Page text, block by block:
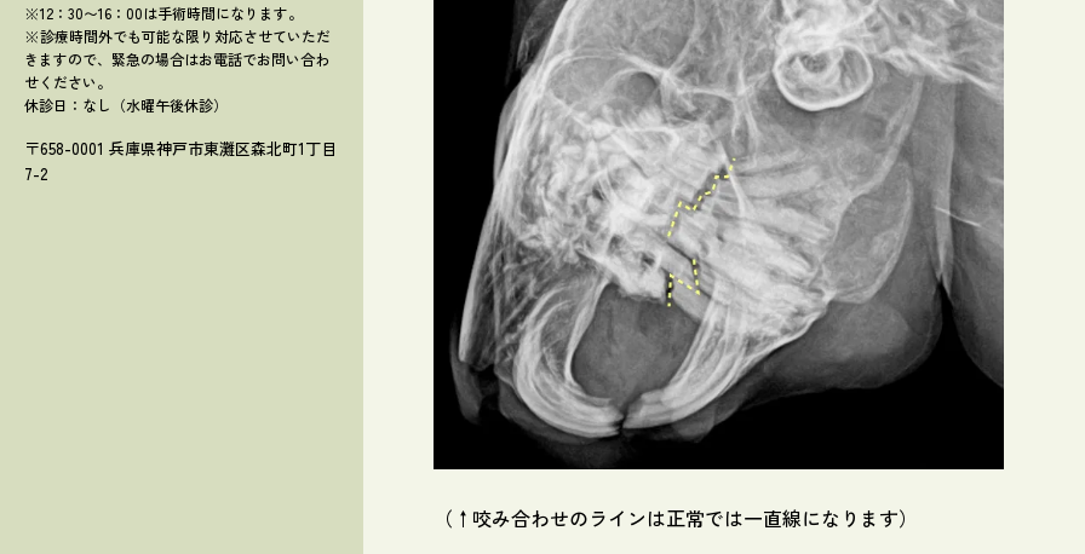
※12：30〜16：00は手術時間になります。
※診療時間外でも可能な限り対応させていただ
きますので、緊急の場合はお電話でお問い合わ
せください。
休診日：なし（水曜午後休診）
〒658-0001 兵庫県神戸市東灘区森北町1丁目
7-2
（↑咬み合わせのラインは正常では一直線になります）